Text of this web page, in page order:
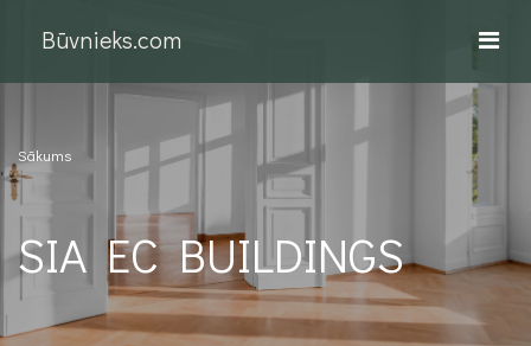
Būvnieks.com
Sākums
SIA EC BUILDINGS